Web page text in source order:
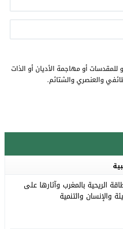
للمقدسات أو مهاجمة الأديان أو الذات
والعنصري والشتائم.
الريحية بالمغرب وآثارها على
والإنسان والتنمية